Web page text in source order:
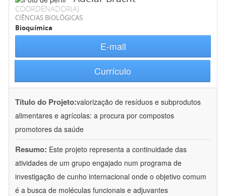
COORDENADOR(A)
CIÊNCIAS BIOLÓGICAS
Bioquímica
E-mail
Currículo
Título do Projeto:valorização de resíduos e subprodutos
alimentares e agrícolas: a procura por compostos
promotores da saúde
Resumo: Este projeto representa a continuidade das
atividades de um grupo engajado num programa de
investigação de cunho internacional onde o objetivo comum
é a busca de moléculas funcionais e adjuvantes